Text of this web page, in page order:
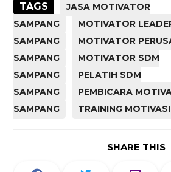
TAGS
JASA MOTIVATOR
SAMPANG
MOTIVATOR
SAMPANG
MOTIVATOR
SAMPANG
MOTIVATOR SDM
SAMPANG
PELATIH SDM
SAMPANG
PEMBICARA
SAMPANG
TRAINING
SHARE THIS